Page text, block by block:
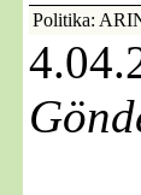
Politika: